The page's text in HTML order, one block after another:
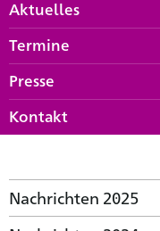
Aktuelles
Termine
Presse
Kontakt
Nachrichten 2025